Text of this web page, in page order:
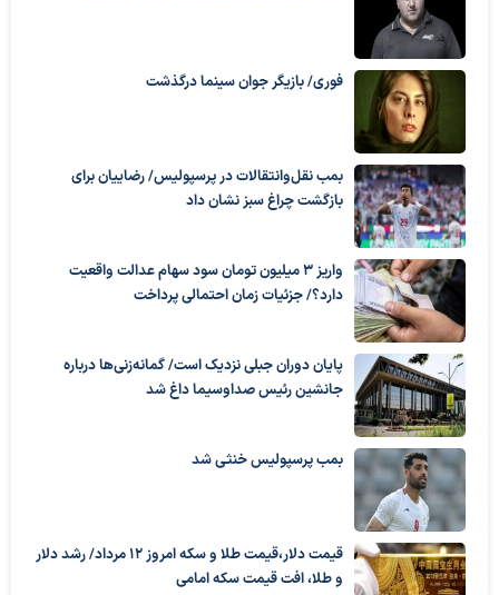
فوری/ بازیگر جوان سینما درگذشت
بمب نقل‌وانتقالات در پرسپولیس/ رضاییان برای
بازگشت چراغ سبز نشان داد
واریز ۳ میلیون تومان سود سهام عدالت واقعیت
دارد؟/ جزئیات زمان احتمالی پرداخت
پایان دوران جبلی نزدیک است/ گمانه‌زنی‌ها درباره
جانشین رئیس صداوسیما داغ شد
بمب پرسپولیس خنثی شد
قیمت دلار،قیمت طلا و سکه امروز ۱۲ مرداد/ رشد دلار
و طلا، افت قیمت سکه امامی